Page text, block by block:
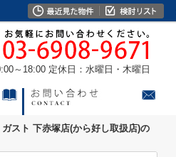
～18:00 定休日：水曜日・木曜日
ガスト 下赤塚店(から好し取扱店)の